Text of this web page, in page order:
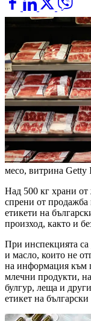
месо, витрина Getty
Над 500 кг храни
спрени от продажба
етикети на
произход, както и
При инспекцията са
и масло, които не
на информация към
млечни продукти,
булгур, леща и
етикет на български